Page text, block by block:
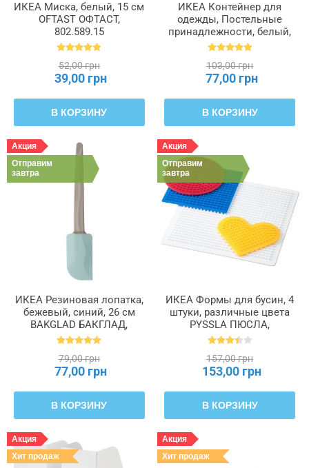
ИКЕА Миска, белый, 15 см
OFTAST ОФТАСТ,
802.589.15
52,00 грн
39,00 грн
В КОРЗИНУ
ИКЕА Контейнер для
одежды, Постельные
принадлежности, белый,
55 x 49 x 19 см PÄRKLA
103,00 грн
77,00 грн
В КОРЗИНУ
Акция
Отправим
завтра
ИКЕА Резиновая лопатка,
бежевый, синий, 26 см
BAKGLAD БАКГЛАД,
204.855.48
79,00 грн
77,00 грн
В КОРЗИНУ
Акция
Отправим
завтра
ИКЕА Формы для бусин, 4
штуки, различные цвета
PYSSLA ПЮСЛА,
701.285.71
157,00 грн
153,00 грн
В КОРЗИНУ
Акция
Хит продаж
Акция
Хит продаж